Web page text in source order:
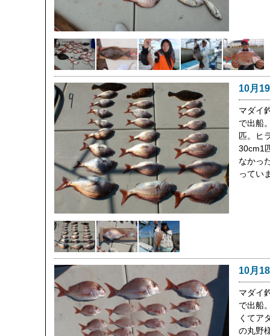
10月
マダイ
で出船
匹。ヒ
30cm1
なかっ
ってい
10月
マダイ
で出船
くてア
の丸野